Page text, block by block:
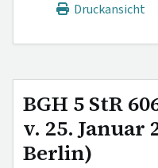
Druckansicht
BGH 5 StR
v. 25. Januar
Berlin)